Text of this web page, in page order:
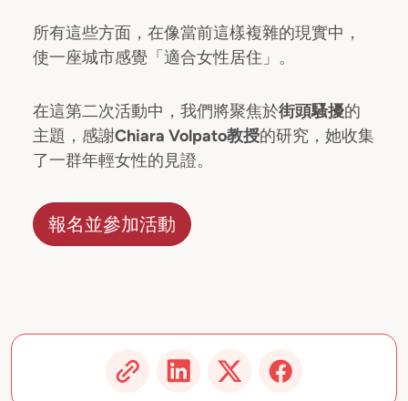
所有這些方面，在像當前這樣複雜的現實中，
使一座城市感覺「適合女性居住」。
在這第二次活動中，我們將聚焦於街頭騷擾的
主題，感謝Chiara Volpato教授的研究，她收集
了一群年輕女性的見證。
報名並參加活動